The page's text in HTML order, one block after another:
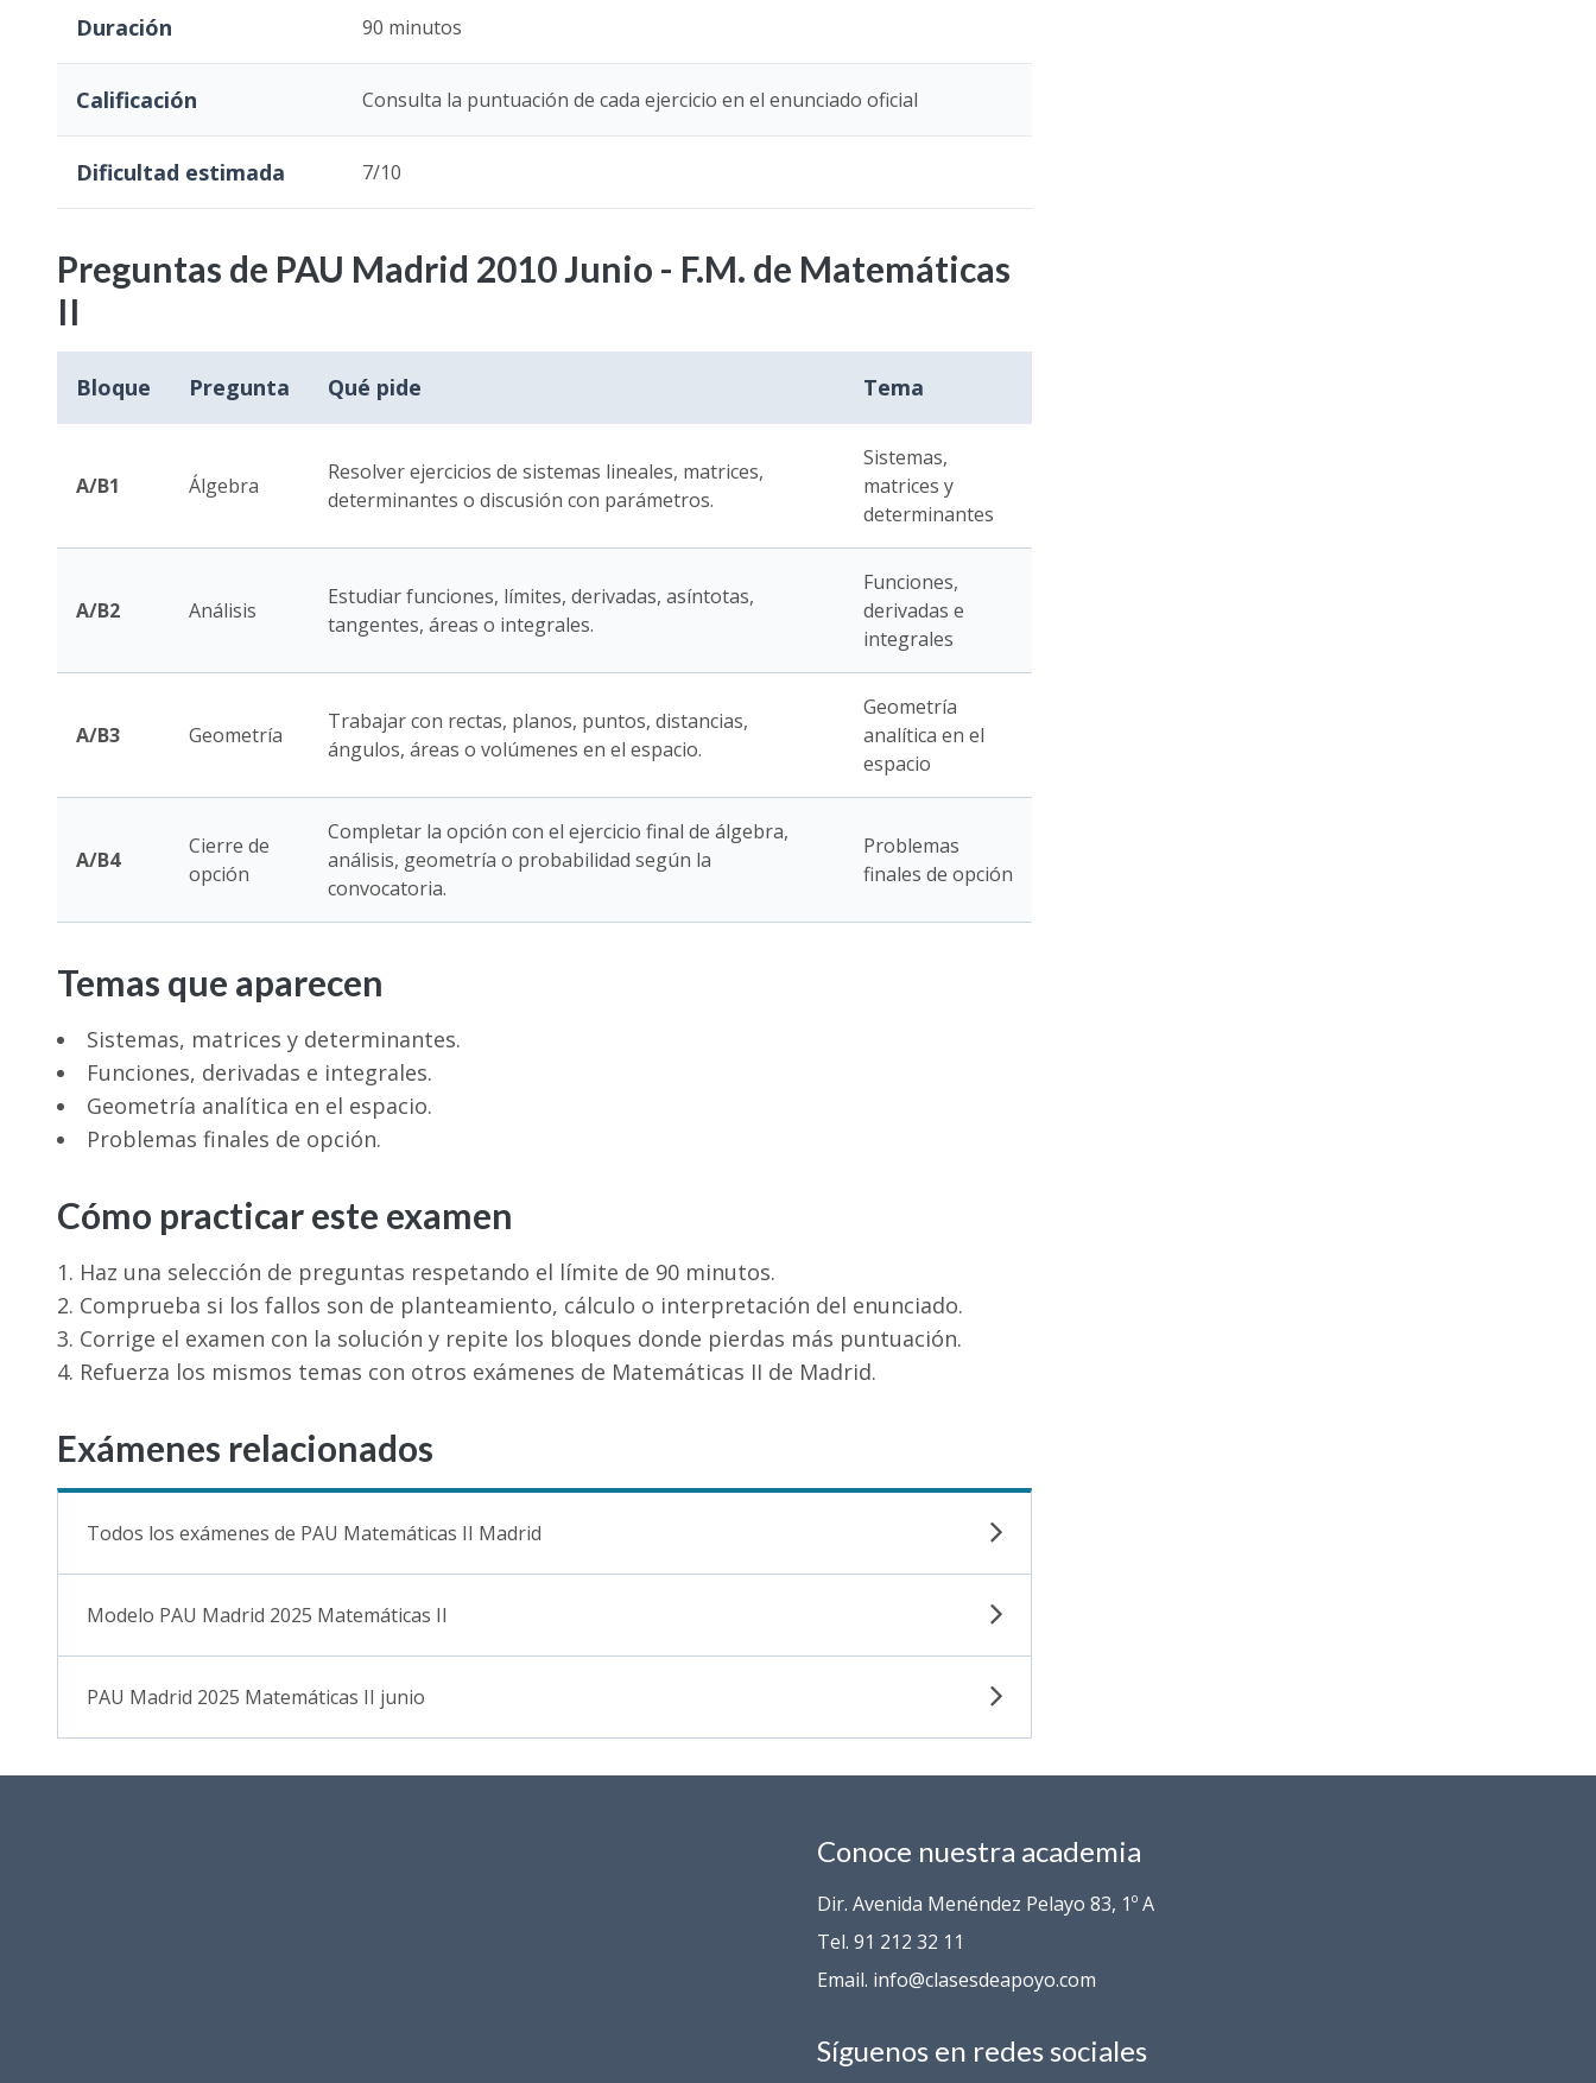
Duración 90 minutos
Calificación Consulta la puntuación de cada ejercicio en el enunciado oficial
Dificultad estimada 7/10
Preguntas de PAU Madrid 2010 Junio - F.M. de Matemáticas
II
Bloque Pregunta Qué pide Tema
A/B1 Álgebra
Resolver ejercicios de sistemas lineales, matrices,
determinantes o discusión con parámetros.
Sistemas,
matrices y
determinantes
A/B2 Análisis
Estudiar funciones, límites, derivadas, asíntotas,
tangentes, áreas o integrales.
Funciones,
derivadas e
integrales
A/B3 Geometría
Trabajar con rectas, planos, puntos, distancias,
ángulos, áreas o volúmenes en el espacio.
Geometría
analítica en el
espacio
A/B4
Cierre de
opción
Completar la opción con el ejercicio final de álgebra,
análisis, geometría o probabilidad según la
convocatoria.
Problemas
finales de opción
Temas que aparecen
Sistemas, matrices y determinantes.
Funciones, derivadas e integrales.
Geometría analítica en el espacio.
Problemas finales de opción.
Cómo practicar este examen
Haz una selección de preguntas respetando el límite de 90 minutos.
Comprueba si los fallos son de planteamiento, cálculo o interpretación del enunciado.
Corrige el examen con la solución y repite los bloques donde pierdas más puntuación.
Refuerza los mismos temas con otros exámenes de Matemáticas II de Madrid.
Exámenes relacionados
Todos los exámenes de PAU Matemáticas II Madrid
Modelo PAU Madrid 2025 Matemáticas II
PAU Madrid 2025 Matemáticas II junio
Conoce nuestra academia
Dir. Avenida Menéndez Pelayo 83, 1º A
Tel. 91 212 32 11
Email. info@clasesdeapoyo.com
Síguenos en redes sociales